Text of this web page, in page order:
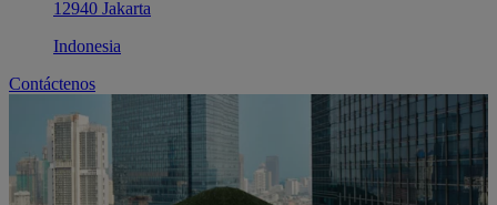
12940 Jakarta
Indonesia
Contáctenos